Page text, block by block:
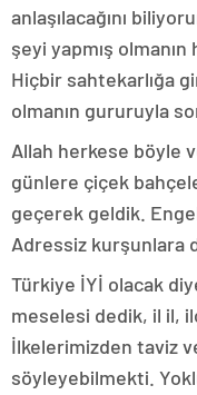
anlaşılacağını
şeyi yapmış olmanın
Hiçbir sahtekarlığa
olmanın gururuyla
Allah herkese böyle
günlere çiçek
geçerek geldik.
Adressiz kurşunlara
Türkiye İYİ olacak
meselesi dedik, il il,
İlkelerimizden taviz
söyleyebilmekti.